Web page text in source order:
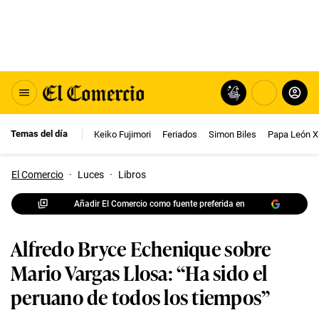
Temas del día Keiko Fujimori Feriados Simon Biles Papa León
El Comercio · Luces · Libros
Añadir El Comercio como fuente preferida en
Alfredo Bryce Echenique sobre
Mario Vargas Llosa: “Ha sido el
peruano de todos los tiempos”